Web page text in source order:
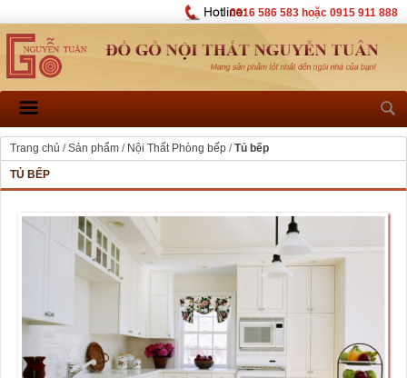
0916 586 583 hoặc 0915 911 888
Trang chủ /Sản phẩm / Nội Thất Phòng bếp /Tủ bếp
TỦ BẾP